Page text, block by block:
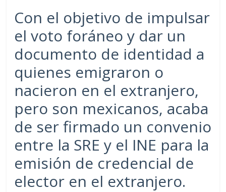
Con el objetivo de impulsar
el voto foráneo y dar un
documento de identidad a
quienes emigraron o
nacieron en el extranjero,
pero son mexicanos, acaba
de ser firmado un convenio
entre la SRE y el INE para la
emisión de credencial de
elector en el extranjero.